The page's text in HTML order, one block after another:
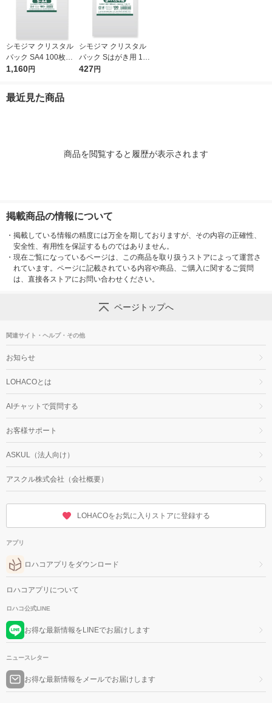
シモジマ クリスタル
パック SA4 100枚入 6
739200 1袋(100枚入)
1,160円
シモジマ クリスタル
パック Sはがき用 100
枚入 6751700 1袋(10
427円
最近見た商品
商品を閲覧すると履歴が表示されます
掲載商品の情報について
・ 掲載している情報の精度には万全を期しておりますが、その内容の正確性、
安全性、有用性を保証するものではありません。
・ 現在ご覧になっているページは、この商品を取り扱うストアによって運営さ
れています。ページに記載されている内容や商品、ご購入に関するご質問
は、直接各ストアにお問い合わせください。
ページトップへ
関連サイト・ヘルプ・その他
お知らせ
LOHACOとは
AIチャットで質問する
お客様サポート
ASKUL（法人向け）
アスクル株式会社（会社概要）
LOHACOをお気に入りストアに登録する
アプリ
ロハコアプリをダウンロード
ロハコアプリについて
ロハコ公式LINE
お得な最新情報をLINEでお届けします
ニュースレター
お得な最新情報をメールでお届けします